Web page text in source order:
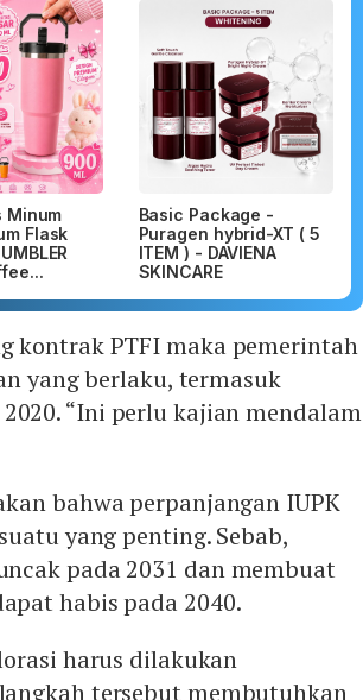
Minum
Flask
Basic Package -
Puragen hybrid-XT ( 5
ITEM ) - DAVIENA
SKINCARE
kontrak PTFI maka pemerintah
yang berlaku, termasuk
“Ini perlu kajian mendalam
bahwa perpanjangan IUPK
yang penting. Sebab,
pada 2031 dan membuat
habis pada 2040.
harus dilakukan
tersebut membutuhkan